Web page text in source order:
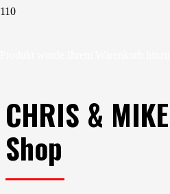
CHRIS &
Shop